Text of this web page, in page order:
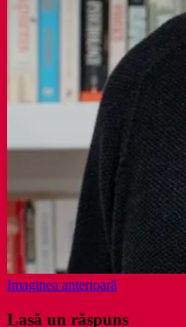
Imaginea anterioară
Lasă un răspuns